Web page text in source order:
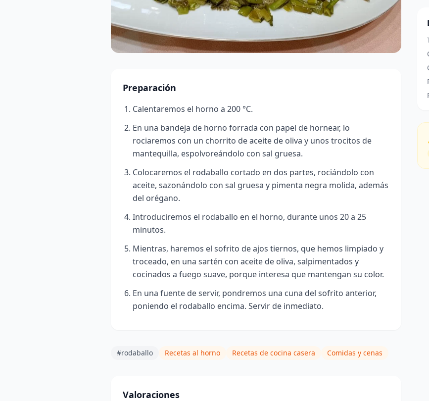
Preparación
Calentaremos el horno a 200 °C.
En una bandeja de horno forrada con papel de hornear, lo
rociaremos con un chorrito de aceite de oliva y unos trocitos de
mantequilla, espolvoreándolo con sal gruesa.
Colocaremos el rodaballo cortado en dos partes, rociándolo con
aceite, sazonándolo con sal gruesa y pimenta negra molida, además
del orégano.
Introduciremos el rodaballo en el horno, durante unos 20 a 25
minutos.
Mientras, haremos el sofrito de ajos tiernos, que hemos limpiado y
troceado, en una sartén con aceite de oliva, salpimentados y
cocinados a fuego suave, porque interesa que mantengan su color.
En una fuente de servir, pondremos una cuna del sofrito anterior,
poniendo el rodaballo encima. Servir de inmediato.
#rodaballo Recetas al horno Recetas de cocina casera Comidas y cenas
Valoraciones